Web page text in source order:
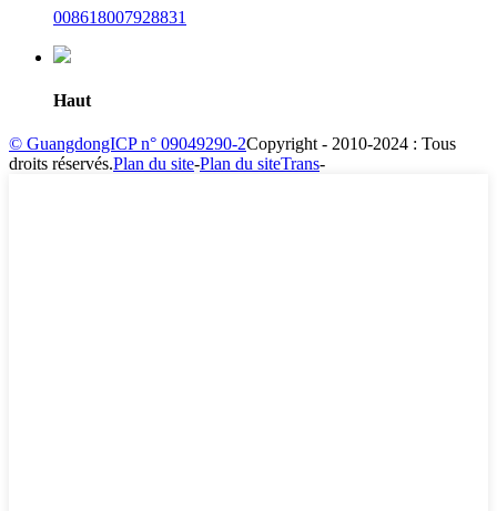
008618007928831
Haut
© GuangdongICP n° 09049290-2Copyright - 2010-2024 : Tous
droits réservés.Plan du site-Plan du siteTrans-